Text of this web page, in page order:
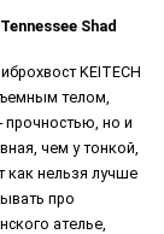
Shad
KEITECH
телом,
прочностью, но и
чем у тонкой,
как нельзя лучше
про
ателье,